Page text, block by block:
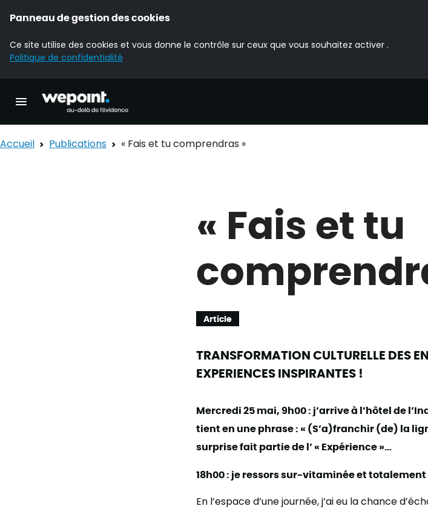
Panneau de gestion des cookies
Ce site utilise des cookies et vous donne le contrôle sur ceux que vous souhaitez activer .
Politique de confidentialité
Ouvrir la navigation principale
Accueil Publications « Fais et tu comprendras »
« Fais et tu
Article
TRANSFORMATION CULTURELLE DES
EXPERIENCES INSPIRANTES !
Mercredi 25 mai, 9h00 : j’arrive à l’hôtel de
tient en une phrase : « (S’a)franchir (de) la
surprise fait partie de l’ « Expérience »…
18h00 : je ressors sur-vitaminée et
En l’espace d’une journée, j’ai eu la chance